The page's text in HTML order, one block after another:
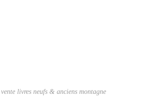
livres neufs & anciens montagne